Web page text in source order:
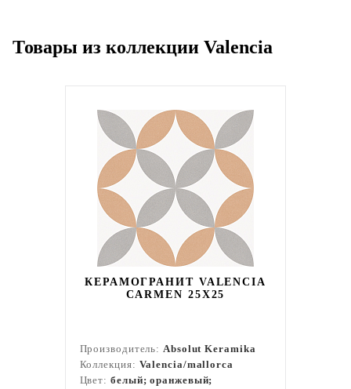
Товары из коллекции Valencia
КЕРАМОГРАНИТ VALENCIA
CARMEN 25Х25
Производитель:Absolut Keramika
Коллекция: Valencia/mallorca
Цвет: белый; оранжевый;